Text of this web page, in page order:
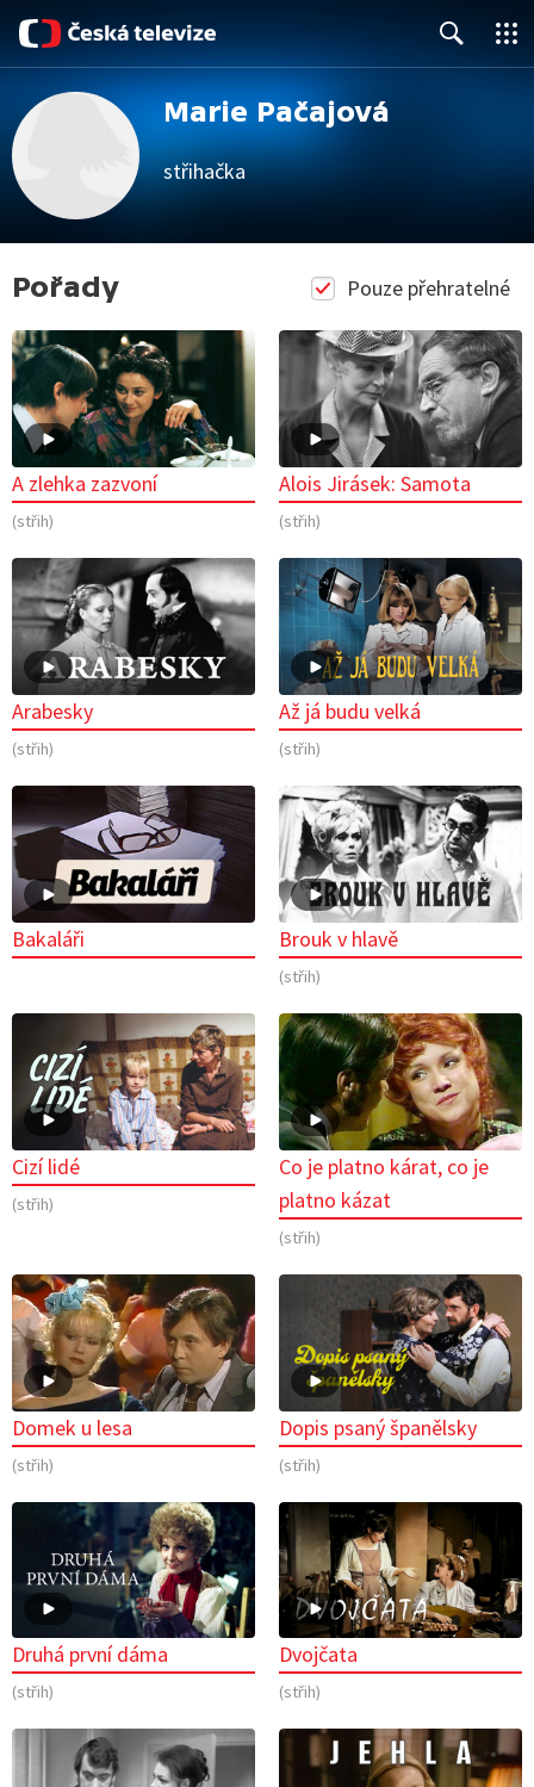
Marie Pačajová
střihačka
Pouze přehratelné
Pořady
A zlehka zazvoní
(střih)
Alois Jirásek: Samota
(střih)
Arabesky
(střih)
Až já budu velká
(střih)
Bakaláři Brouk v hlavě
(střih)
Cizí lidé
(střih)
Co je platno kárat, co je
platno kázat
(střih)
Domek u lesa
(střih)
Dopis psaný španělsky
(střih)
Druhá první dáma
(střih)
Dvojčata
(střih)